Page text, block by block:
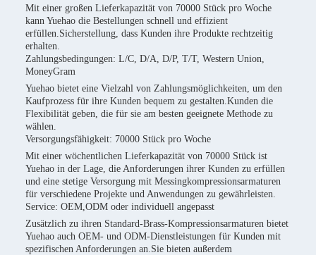
Mit einer großen Lieferkapazität von 70000 Stück pro Woche
kann Yuehao die Bestellungen schnell und effizient
erfüllen.Sicherstellung, dass Kunden ihre Produkte rechtzeitig
erhalten.
Zahlungsbedingungen: L/C, D/A, D/P, T/T, Western Union,
MoneyGram
Yuehao bietet eine Vielzahl von Zahlungsmöglichkeiten, um den
Kaufprozess für ihre Kunden bequem zu gestalten.Kunden die
Flexibilität geben, die für sie am besten geeignete Methode zu
wählen.
Versorgungsfähigkeit: 70000 Stück pro Woche
Mit einer wöchentlichen Lieferkapazität von 70000 Stück ist
Yuehao in der Lage, die Anforderungen ihrer Kunden zu erfüllen
und eine stetige Versorgung mit Messingkompressionsarmaturen
für verschiedene Projekte und Anwendungen zu gewährleisten.
Service: OEM,ODM oder individuell angepasst
Zusätzlich zu ihren Standard-Brass-Kompressionsarmaturen bietet
Yuehao auch OEM- und ODM-Dienstleistungen für Kunden mit
spezifischen Anforderungen an.Sie bieten außerdem